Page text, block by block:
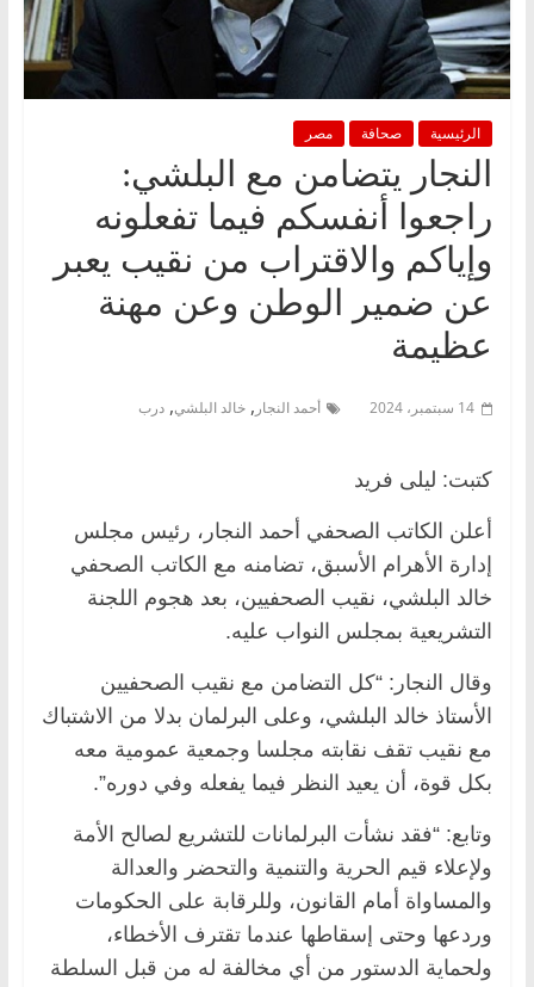
الرئيسية صحافة مصر
النجار يتضامن مع البلشي:
راجعوا أنفسكم فيما تفعلونه
وإياكم والاقتراب من نقيب يعبر
عن ضمير الوطن وعن مهنة
عظيمة
14 سبتمبر، 2024 أحمد النجار , خالد البلشي, درب
كتبت: ليلى فريد
أعلن الكاتب الصحفي أحمد النجار، رئيس مجلس
إدارة الأهرام الأسبق، تضامنه مع الكاتب الصحفي
خالد البلشي، نقيب الصحفيين، بعد هجوم اللجنة
التشريعية بمجلس النواب عليه.
وقال النجار: “كل التضامن مع نقيب الصحفيين
الأستاذ خالد البلشي، وعلى البرلمان بدلا من الاشتباك
مع نقيب تقف نقابته مجلسا وجمعية عمومية معه
بكل قوة، أن يعيد النظر فيما يفعله وفي دوره”.
وتابع: “فقد نشأت البرلمانات للتشريع لصالح الأمة
ولإعلاء قيم الحرية والتنمية والتحضر والعدالة
والمساواة أمام القانون، وللرقابة على الحكومات
وردعها وحتى إسقاطها عندما تقترف الأخطاء،
ولحماية الدستور من أي مخالفة له من قبل السلطة